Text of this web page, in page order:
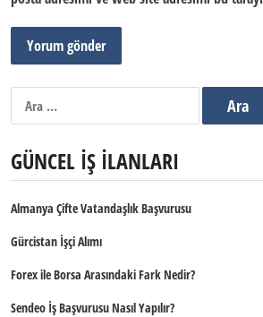
GÜNCEL İŞ İLANLARI
Almanya Çifte Vatandaşlık Başvurusu
Gürcistan İşçi Alımı
Forex ile Borsa Arasındaki Fark Nedir?
Sendeo İş Başvurusu Nasıl Yapılır?